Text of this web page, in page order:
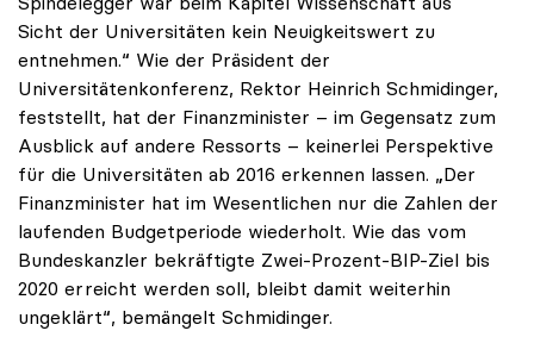
Sicht der Universitäten kein Neuigkeitswert zu
entnehmen.“ Wie der Präsident der
Universitätenkonferenz, Rektor Heinrich Schmidinger,
feststellt, hat der Finanzminister – im Gegensatz zum
Ausblick auf andere Ressorts – keinerlei Perspektive
für die Universitäten ab 2016 erkennen lassen. „Der
Finanzminister hat im Wesentlichen nur die Zahlen der
laufenden Budgetperiode wiederholt. Wie das vom
Bundeskanzler bekräftigte Zwei-Prozent-BIP-Ziel bis
2020 erreicht werden soll, bleibt damit weiterhin
ungeklärt“, bemängelt Schmidinger.